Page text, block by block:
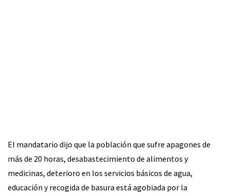
El mandatario dijo que la población que sufre apagones de
más de 20 horas, desabastecimiento de alimentos y
medicinas, deterioro en los servicios básicos de agua,
educación y recogida de basura está agobiada por la